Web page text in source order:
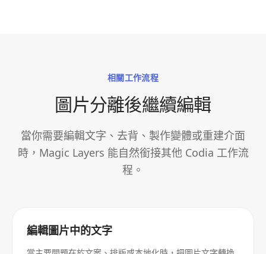
相關工作流程
圖片分離後繼續編輯
當你需要編輯文字、去背、製作變體或重建介面
時，Magic Layers 能自然銜接其他 Codia 工作流
程。
編輯圖片中的文字